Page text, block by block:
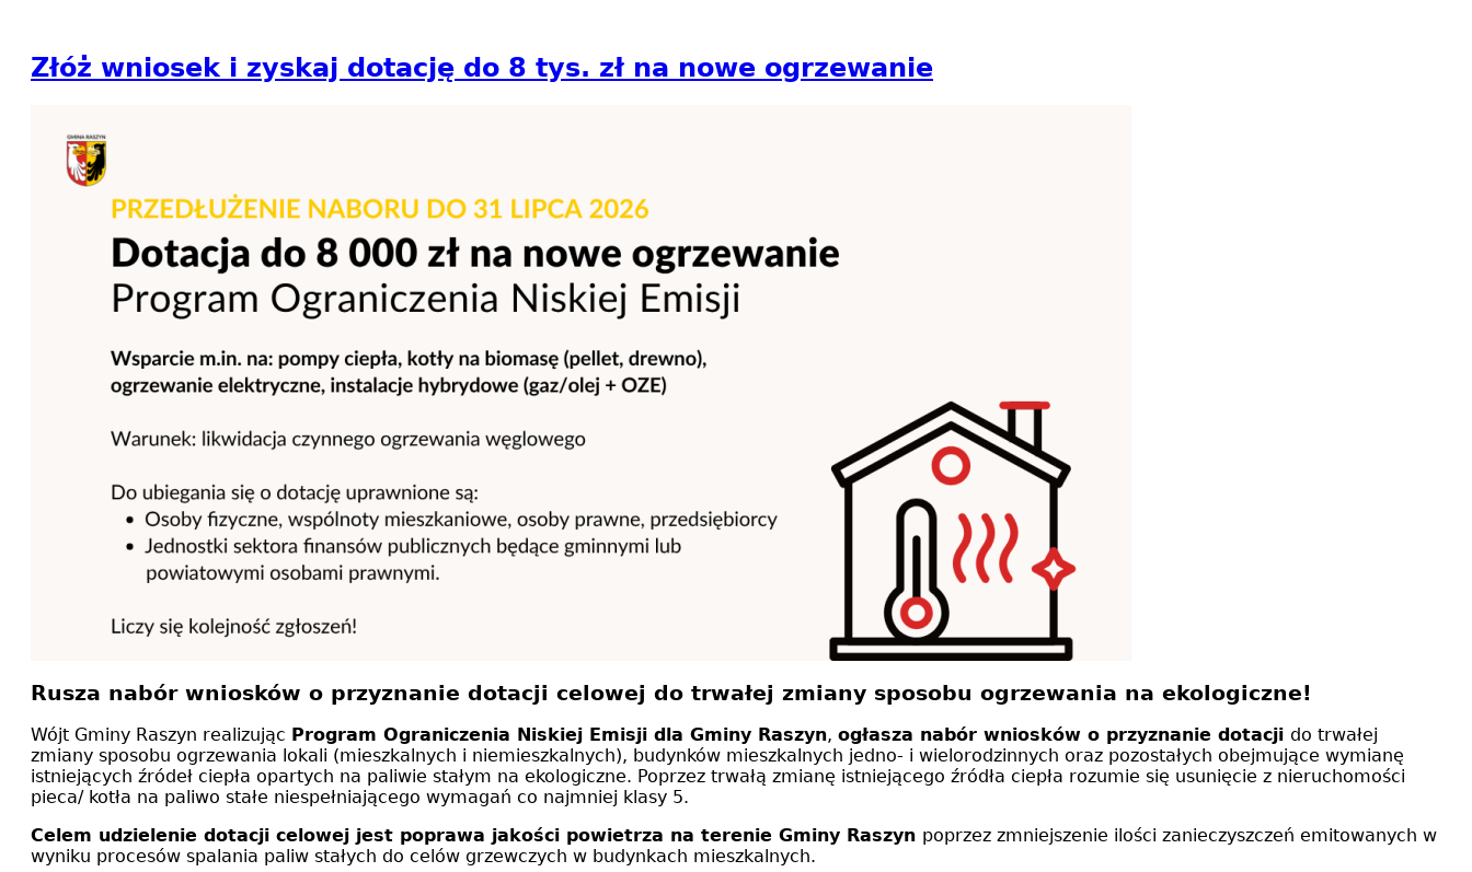
Złóż wniosek i zyskaj dotację do 8 tys. zł na nowe ogrzewanie
Rusza nabór wniosków o przyznanie dotacji celowej do trwałej zmiany sposobu ogrzewania na ekologiczne!
Wójt Gminy Raszyn realizując Program Ograniczenia Niskiej Emisji dla Gminy Raszyn, ogłasza nabór wniosków o przyznanie dotacji do trwałej
zmiany sposobu ogrzewania lokali (mieszkalnych i niemieszkalnych), budynków mieszkalnych jedno- i wielorodzinnych oraz pozostałych obejmujące wymianę
istniejących źródeł ciepła opartych na paliwie stałym na ekologiczne. Poprzez trwałą zmianę istniejącego źródła ciepła rozumie się usunięcie z nieruchomości
pieca/ kotła na paliwo stałe niespełniającego wymagań co najmniej klasy 5.
Celem udzielenie dotacji celowej jest poprawa jakości powietrza na terenie Gminy Raszyn poprzez zmniejszenie ilości zanieczyszczeń emitowanych w
wyniku procesów spalania paliw stałych do celów grzewczych w budynkach mieszkalnych.